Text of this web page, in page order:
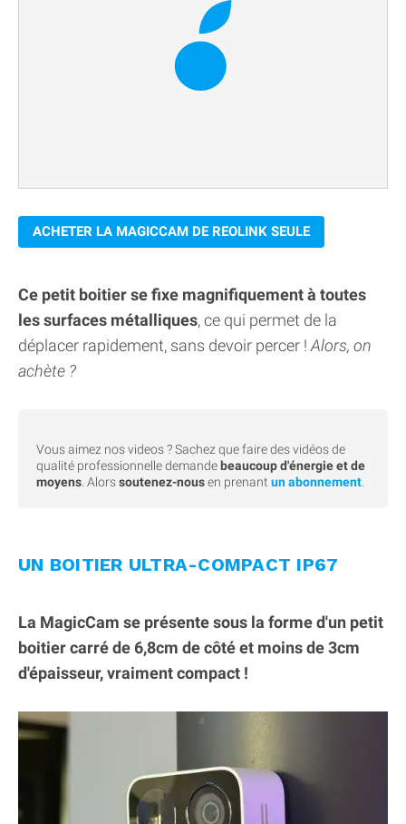
ACHETER LA MAGICCAM DE REOLINK SEULE
Ce petit boitier se fixe magnifiquement à toutes
les surfaces métalliques, ce qui permet de la
déplacer rapidement, sans devoir percer ! Alors, on
achète ?
Vous aimez nos videos ? Sachez que faire des vidéos de
qualité professionnelle demande beaucoup d'énergie et de
moyens . Alorssoutenez-nousen prenant un abonnement
UN BOITIER ULTRA-COMPACT IP67
La MagicCam se présente sous la forme d'un petit
boitier carré de 6,8cm de côté et moins de 3cm
d'épaisseur, vraiment compact !